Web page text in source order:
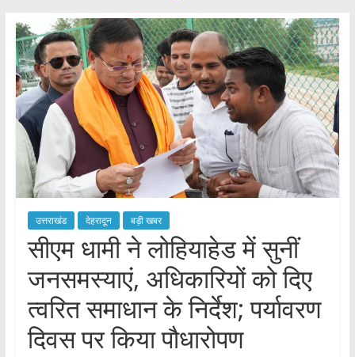
उत्तराखंड देहरादून बड़ी खबर
​सीएम धामी ने लोहियाहेड में सुनीं
जनसमस्याएं, अधिकारियों को दिए
त्वरित समाधान के निर्देश; पर्यावरण
दिवस पर किया पौधारोपण